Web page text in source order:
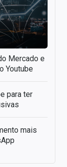
Mercado e
Youtube
para ter
mais